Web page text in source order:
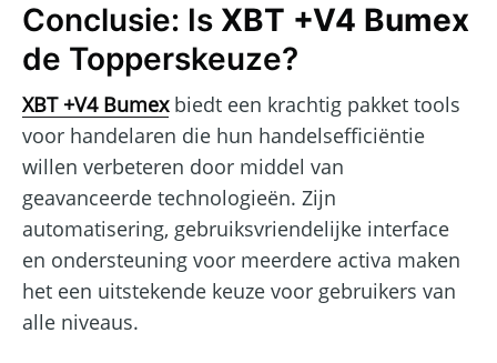
Conclusie: Is XBT +V4 Bumex
de Topperskeuze?
XBT +V4 Bumexbiedt een krachtig pakket tools
voor handelaren die hun handelsefficiëntie
willen verbeteren door middel van
geavanceerde technologieën. Zijn
automatisering, gebruiksvriendelijke interface
en ondersteuning voor meerdere activa maken
het een uitstekende keuze voor gebruikers van
alle niveaus.